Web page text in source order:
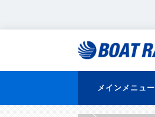
メインメニュー